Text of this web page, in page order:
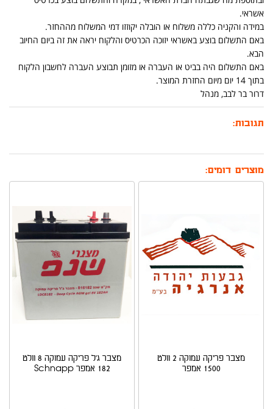
אשראי.
במידה והקניה כללה משלוח או הובלה יקוזזו דמי המשלוח מההחזר.
באם התשלום בוצע באשראי יזוכה הכרטיס והלקוח יראה את זה ביום החיוב
הבא.
באם התשלום היה בביט או העברה או מזומן תבוצע העברה לחשבון הלקוח
בתוך 14 יום מיום החזרת המוצר.
דרור בר לבב, מנהל
תגובות:
מוצרים דומים:
מצבר פריקה עמוקה 2 וולט
1500 אמפר
מצבר ג'ל פריקה עמוקה 8 וולט
182 אמפר Schnapp